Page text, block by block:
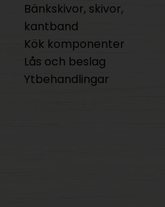
Bänkskivor, skivor,
kantband
Kök komponenter
Lås och beslag
Ytbehandlingar